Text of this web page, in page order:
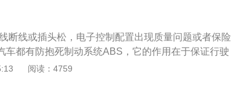
能转向，保证汽车的制动方向稳定性，防止产生侧滑
断线或插头松，电子控制配置出现质量问题或者保险
车都有防抱死制动系统ABS，它的作用在于保证行驶
和地面有接触，锁死轮胎，以防轮胎在路面上打滑而
阅读：4759